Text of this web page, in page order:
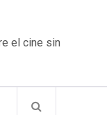
el cine sin